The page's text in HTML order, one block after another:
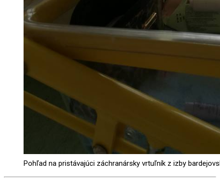
Pohľad na pristávajúci záchranársky vrtuľník z izby